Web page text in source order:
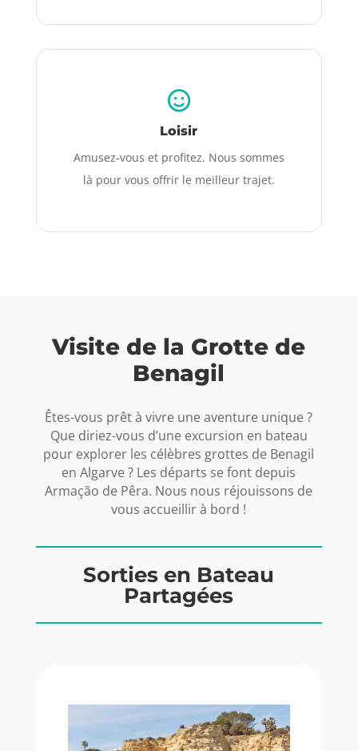
Loisir
Amusez-vous et profitez. Nous sommes
là pour vous offrir le meilleur trajet.
Visite de la Grotte de
Benagil
Êtes-vous prêt à vivre une aventure unique ?
Que diriez-vous d’une excursion en bateau
pour explorer les célèbres grottes de Benagil
en Algarve ? Les départs se font depuis
Armação de Pêra. Nous nous réjouissons de
vous accueillir à bord !
Sorties en Bateau
Partagées